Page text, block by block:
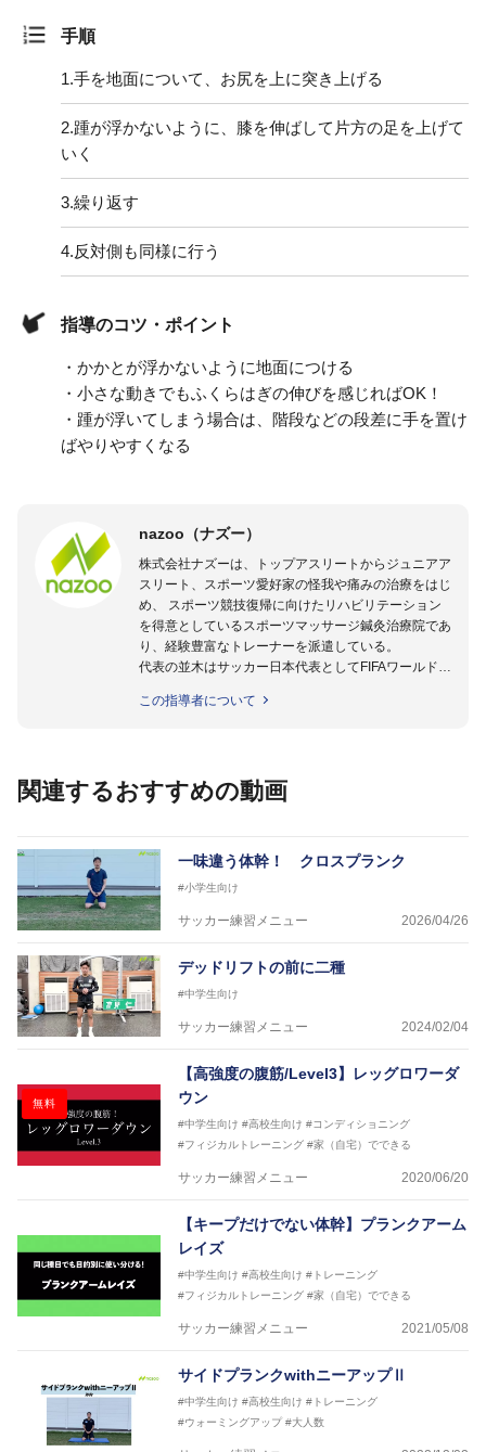
手順
1.手を地面について、お尻を上に突き上げる
2.踵が浮かないように、膝を伸ばして片方の足を上げて
いく
3.繰り返す
4.反対側も同様に行う
指導のコツ・ポイント
・かかとが浮かないように地面につける
・小さな動きでもふくらはぎの伸びを感じればOK！
・踵が浮いてしまう場合は、階段などの段差に手を置け
ばやりやすくなる
nazoo（ナズー）
株式会社ナズーは、トップアスリートからジュニアア
スリート、スポーツ愛好家の怪我や痛みの治療をはじ
め、 スポーツ競技復帰に向けたリハビリテーション
を得意としているスポーツマッサージ鍼灸治療院であ
り、経験豊富なトレーナーを派遣している。
代表の並木はサッカー日本代表としてFIFAワールドカ
のほかU-23日本代表のアスレティックトレーナーと
世代のサッカーを中心に、WJBL、社会人ラグビー、
を派遣している。
さらには講演会やセミナー、専門学校などの教育機関
に講師を派遣するなど後進育成にも力を入れている。
「一人一人の健康な人生をサポートする」を企業理念
として掲げ、世の中の人々の『健康』をあらゆる方向
からサポートし、一人一人の「楽しく、豊かに、生き
生きと」生きる、そんな『健康な人生』をサポートし
ている。
この指導者について
関連するおすすめの動画
一味違う体幹！ クロスプランク
#小学生向け
サッカー練習メニュー 2026/04/26
デッドリフトの前に二種
#中学生向け
サッカー練習メニュー 2024/02/04
無料
【高強度の腹筋/Level3】レッグロワーダ
ウン
#中学生向け #高校生向け #コンディショニング
#フィジカルトレーニング #家（自宅）でできる
サッカー練習メニュー 2020/06/20
【キープだけでない体幹】プランクアーム
レイズ
#中学生向け #高校生向け #トレーニング
#フィジカルトレーニング #家（自宅）でできる
サッカー練習メニュー 2021/05/08
サイドプランクwithニーアップⅡ
#中学生向け #高校生向け #トレーニング
#ウォーミングアップ #大人数